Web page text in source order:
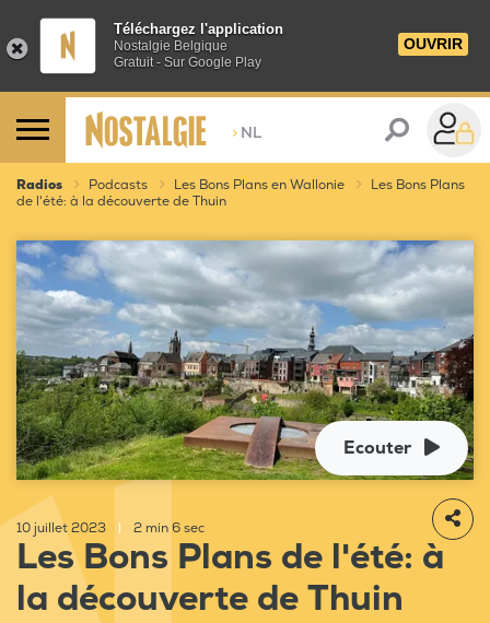
Téléchargez l'application
Nostalgie Belgique
Gratuit - Sur Google Play
OUVRIR
> NL
Radios Podcasts Les Bons Plans en Wallonie
Les Bons Plans
de l'été: à la découverte de Thuin
Ecouter
10 juillet 2023 2 min 6 sec
Les Bons Plans de l'été: à
la découverte de Thuin